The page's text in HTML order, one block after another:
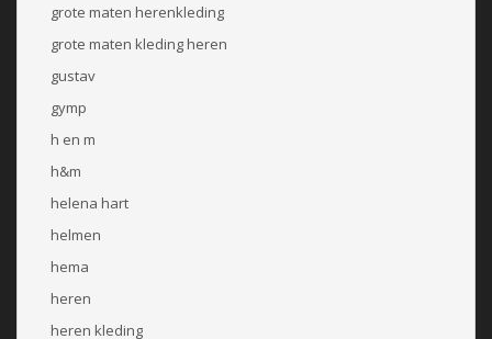
grote maten herenkleding
grote maten kleding heren
gustav
gymp
h en m
h&m
helena hart
helmen
hema
heren
heren kleding